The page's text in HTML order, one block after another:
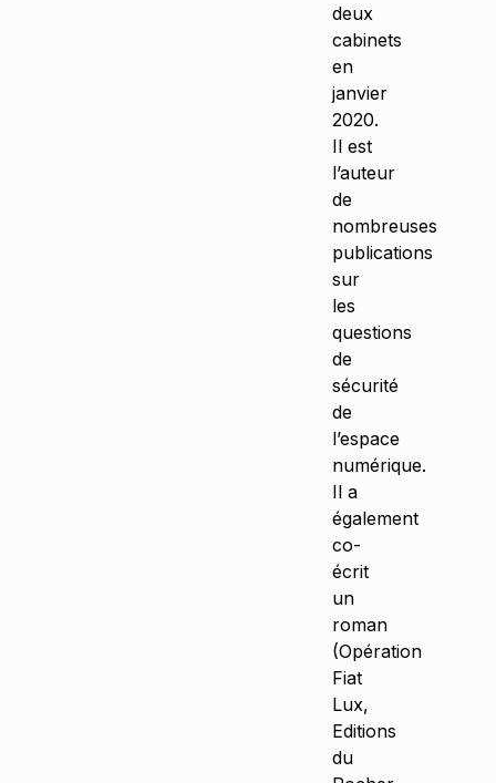
deux
cabinets
en
janvier
2020.
Il est
l’auteur
de
nombreuses
publications
sur
les
questions
de
sécurité
de
l’espace
numérique.
Il a
également
co-
écrit
un
roman
(Opération
Fiat
Lux,
Editions
du